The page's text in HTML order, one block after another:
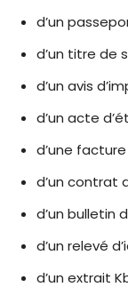
d’un
d’un titre de
d’un avis
d’un acte
d’une
d’un contrat
d’un bulletin
d’un relevé
d’un extrait